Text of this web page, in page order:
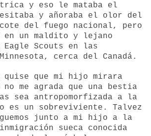
y eso le mataba el
y añoraba el olor del
del fuego nacional, pero
en un maldito y lejano
Eagle Scouts en las
cerca del Canadá.
quise que mi hijo mirara
no me agrada que una bestia
sea antropomorfizada a la
es un sobreviviente. Talvez
junto a mi hijo a la
sueca conocida